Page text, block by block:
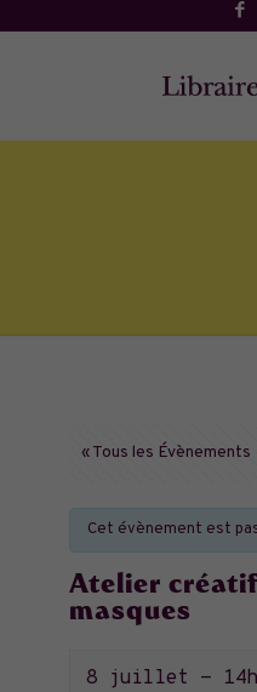
« Tous les Évènements
Cet évènement est
Atelier
masques
8 juillet -